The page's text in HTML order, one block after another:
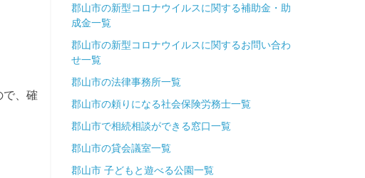
、確
郡山市の新型コロナウイルスに関する補助金・助
成金一覧
郡山市の新型コロナウイルスに関するお問い合わ
せ一覧
郡山市の法律事務所一覧
郡山市の頼りになる社会保険労務士一覧
郡山市で相続相談ができる窓口一覧
郡山市の貸会議室一覧
郡山市 子どもと遊べる公園一覧